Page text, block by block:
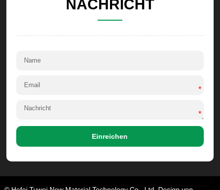
NACHRICHT
*
*
Einreichen